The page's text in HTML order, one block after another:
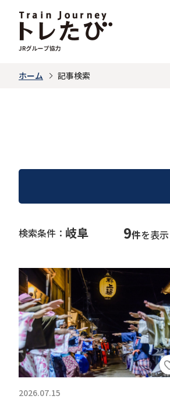
ホーム 記事検索
検索条件： 岐阜 9件を表
2026.07.15